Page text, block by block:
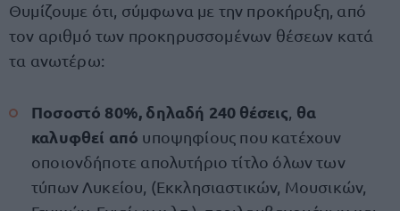
Θυμίζουμε ότι, σύμφωνα με την προκήρυξη, από
τον αριθμό των προκηρυσσομένων θέσεων κατά
τα ανωτέρω:
Ποσοστό 80%, δηλαδή 240 θέσεις θα
καλυφθεί από υποψηφίους που κατέχουν
οποιονδήποτε απολυτήριο τίτλο όλων των
τύπων Λυκείου, (Εκκλησιαστικών, Μουσικών,